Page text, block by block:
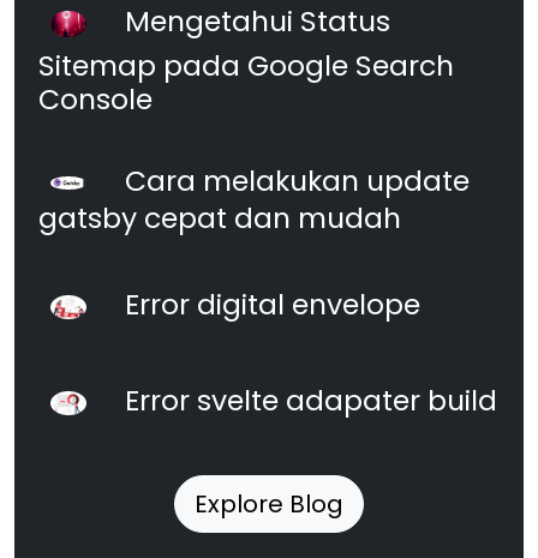
Mengetahui Status
Sitemap pada Google Search
Console
Cara melakukan update
gatsby cepat dan mudah
Error digital envelope
Error svelte adapater build
Explore Blog